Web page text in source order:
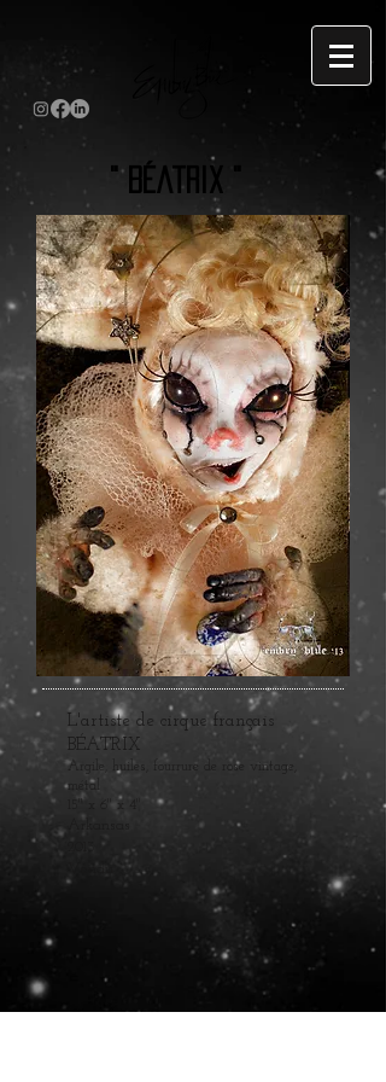
" Béatrix "
L'artiste de cirque français
BÉATRIX
Argile, huiles, fourrure de rose vintage,
métal
15" x 6" x 4"
Arkansas